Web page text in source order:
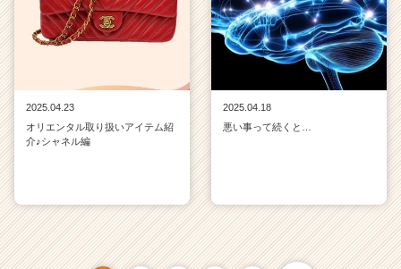
2025.04.23
オリエンタル取り扱いアイテム紹
介♪シャネル編
2025.04.18
悪い事って続くと…